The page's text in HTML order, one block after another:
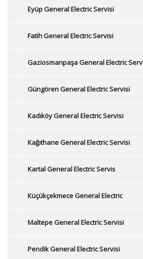
Eyüp General Electric Servisi
Fatih General Electric Servisi
Gaziosmanpaşa General Electric
Güngören General Electric Servisi
Kadıköy General Electric Servisi
Kağıthane General Electric Servisi
Kartal General Electric Servis
Küçükçekmece General Electric
Maltepe General Electric Servisi
Pendik General Electric Servisi